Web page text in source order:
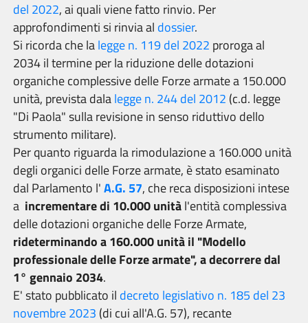
del 2022, ai quali viene fatto rinvio. Per
approfondimenti si rinvia al dossier.
Si ricorda che lalegge n. 119 del 2022 proroga al
2034 il termine per la riduzione delle dotazioni
organiche complessive delle Forze armate a 150.000
unità, prevista dalalegge n. 244 del 2012 (c.d. legge
"Di Paola" sulla revisione in senso riduttivo dello
strumento militare).
Per quanto riguarda la rimodulazione a 160.000 unità
degli organici delle Forze armate, è stato esaminato
dal Parlamento l'A.G. 57, che reca disposizioni intese
a incrementare di 10.000 unitàl'entità complessiva
delle dotazioni organiche delle Forze Armate,
rideterminando a 160.000 unità il "Modello
professionale delle Forze armate", a decorrere dal
1° gennaio 2034.
E' stato pubblicato il decreto legislativo n. 185 del 23
novembre 2023 (di cui all'A.G. 57), recante